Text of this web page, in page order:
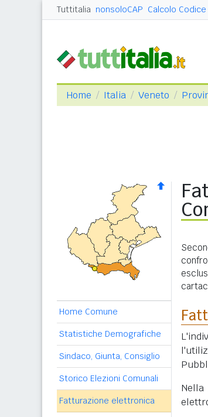
Tuttitalia nonsoloCAP Calcolo Codice
Home Italia Veneto
Home Comune
Statistiche Demografiche
Sindaco, Giunta, Consiglio
Storico Elezioni Comunali
Fatturazione elettronica